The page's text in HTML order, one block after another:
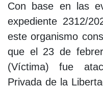
Con base en las
expediente 2312/
este organismo
que el 23 de
(Víctima) fue
Privada de la